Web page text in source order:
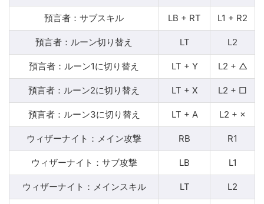
預言者：サブスキル LB + RT L1 + R2
預言者：ルーン切り替え LT L2
預言者：ルーン1に切り替え LT + Y L2 + △
預言者：ルーン2に切り替え LT + X L2 + □
預言者：ルーン3に切り替え LT + A L2 + ×
ウィザーナイト：メイン攻撃 RB R1
ウィザーナイト：サブ攻撃 LB L1
ウィザーナイト：メインスキル LT L2